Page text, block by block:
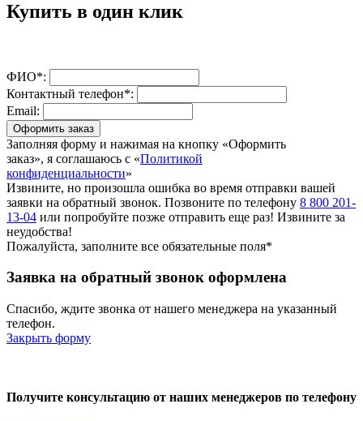
Купить в один клик
ФИО*:
Контактный телефон*:
Email:
Оформить заказ
Заполняя форму и нажимая на кнопку «Оформить
заказ», я соглашаюсь с «Политикой
конфиденциальности»
Извините, но произошла ошибка во время отправки вашей
заявки на обратный звонок. Позвоните по телефону 8 800 201-
13-04 или попробуйте позже отправить еще раз! Извините за
неудобства!
Пожалуйста, заполните все обязательные поля*
Заявка на обратный звонок оформлена
Спасибо, ждите звонка от нашего менеджера на указанный
телефон.
Закрыть форму
Получите консультацию от наших менеджеров по телефону